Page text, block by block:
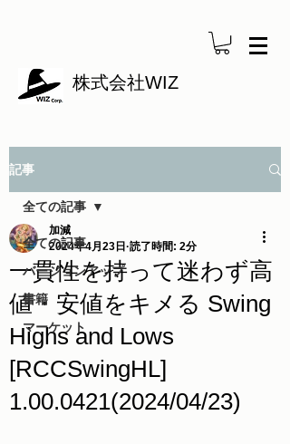
株式会社WIZ
記事
全ての記事
バージョンアップ
書籍
マーケット
全ての記事
一貫性を持って迷わず高
値・安値をキメる Swing
Highs and Lows
[RCCSwingHL]
1.00.0421(2024/04/23)
加減
2024年4月23日 読了時間: 2分